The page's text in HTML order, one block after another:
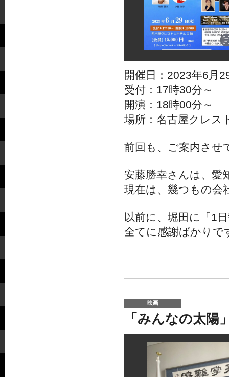
開催日：2023年6月
受付：17時30分～
開演：18時00分～
場所：名古屋クレス
前回も、ご案内させ
安藤勝幸さんは、愛
現在は、幾つもの会
以前に、堀田に「1
全てに感謝ばかりで
映画
「みんなの太陽